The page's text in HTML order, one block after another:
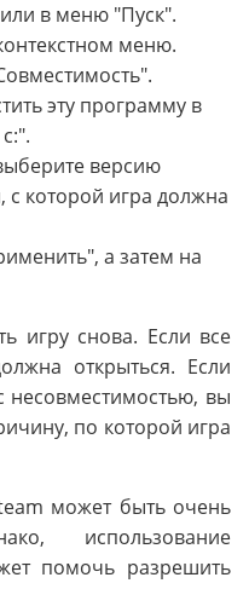
в меню "Пуск".
меню.
эту программу в
версию
которой игра должна
а затем на
игру снова. Если все
открыться. Если
несовместимостью, вы
по которой игра
может быть очень
использование
помочь разрешить